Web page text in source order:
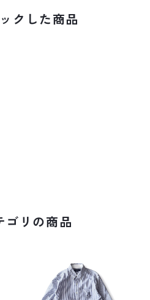
クした商品
ゴリの商品